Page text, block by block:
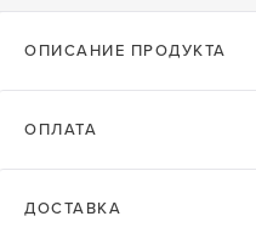
ОПИСАНИЕ ПРОДУКТА
ОПЛАТА
ДОСТАВКА